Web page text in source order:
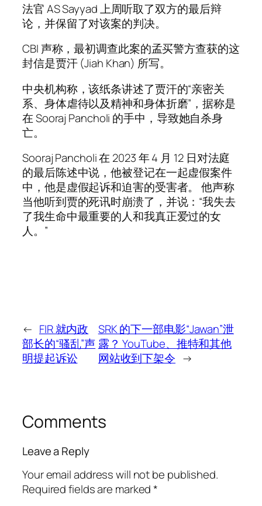
法官 AS Sayyad 上周听取了双方的最后辩
论，并保留了对该案的判决。
CBI 声称，最初调查此案的孟买警方查获的这
封信是贾汗 (Jiah Khan) 所写。
中央机构称，该纸条讲述了贾汗的“亲密关
系、身体虐待以及精神和身体折磨”，据称是
在 Sooraj Pancholi 的手中，导致她自杀身
亡。
Sooraj Pancholi 在 2023 年 4 月 12 日对法庭
的最后陈述中说，他被登记在一起虚假案件
中，他是虚假起诉和迫害的受害者。 他声称
当他听到贾的死讯时崩溃了，并说：“我失去
了我生命中最重要的人和我真正爱过的女
人。”
← FIR 就内政
部长的“骚乱”声
明提起诉讼
SRK 的下一部电影“Jawan”泄
露？ YouTube、推特和其他
网站收到下架令 →
Comments
Leave a Reply
Your email address will not be published.
Required fields are marked*